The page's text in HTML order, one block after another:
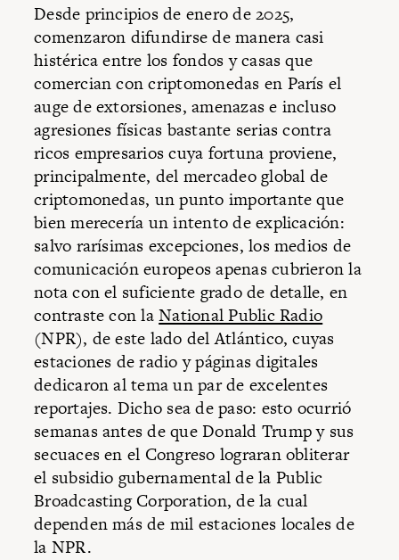
Desde principios de enero de 2025,
comenzaron difundirse de manera casi
histérica entre los fondos y casas que
comercian con criptomonedas en París el
auge de extorsiones, amenazas e incluso
agresiones físicas bastante serias contra
ricos empresarios cuya fortuna proviene,
principalmente, del mercadeo global de
criptomonedas, un punto importante que
bien merecería un intento de explicación:
salvo rarísimas excepciones, los medios de
comunicación europeos apenas cubrieron la
nota con el suficiente grado de detalle, en
contraste con laNational Public Radio
(NPR), de este lado del Atlántico, cuyas
estaciones de radio y páginas digitales
dedicaron al tema un par de excelentes
reportajes. Dicho sea de paso: esto ocurrió
semanas antes de que Donald Trump y sus
secuaces en el Congreso lograran obliterar
el subsidio gubernamental de la Public
Broadcasting Corporation, de la cual
dependen más de mil estaciones locales de
la NPR.